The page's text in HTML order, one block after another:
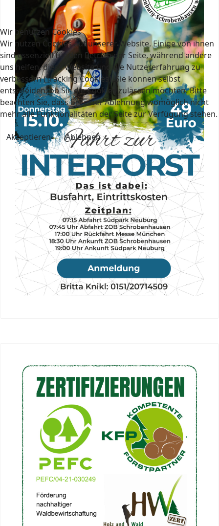
Wir benutzen Cookies
Wir nutzen Cookies auf unserer Website. Einige von ihnen
sind essenziell für den Betrieb der Seite, während andere
uns helfen, diese Website und die Nutzererfahrung zu
verbessern (Tracking Cookies). Sie können selbst
entscheiden, ob Sie die Cookies zulassen möchten. Bitte
beachten Sie, dass bei einer Ablehnung womöglich nicht
mehr alle Funktionalitäten der Seite zur Verfügung stehen.
Akzeptieren Ablehnen